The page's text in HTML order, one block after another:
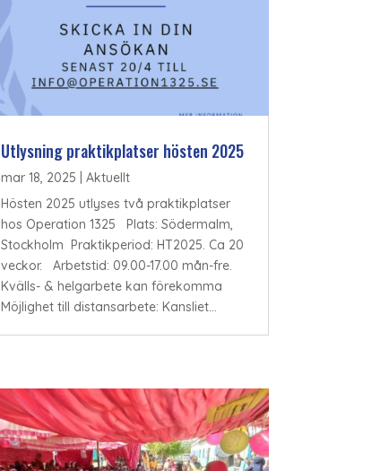
Utlysning praktikplatser hösten 2025
mar 18, 2025
Aktuellt
Hösten 2025 utlyses två praktikplatser
hos Operation 1325 Plats: Södermalm,
Stockholm Praktikperiod: HT2025. Ca 20
veckor. Arbetstid: 09.00-17.00 mån-fre.
Kvälls- & helgarbete kan förekomma
Möjlighet till distansarbete: Kansliet...